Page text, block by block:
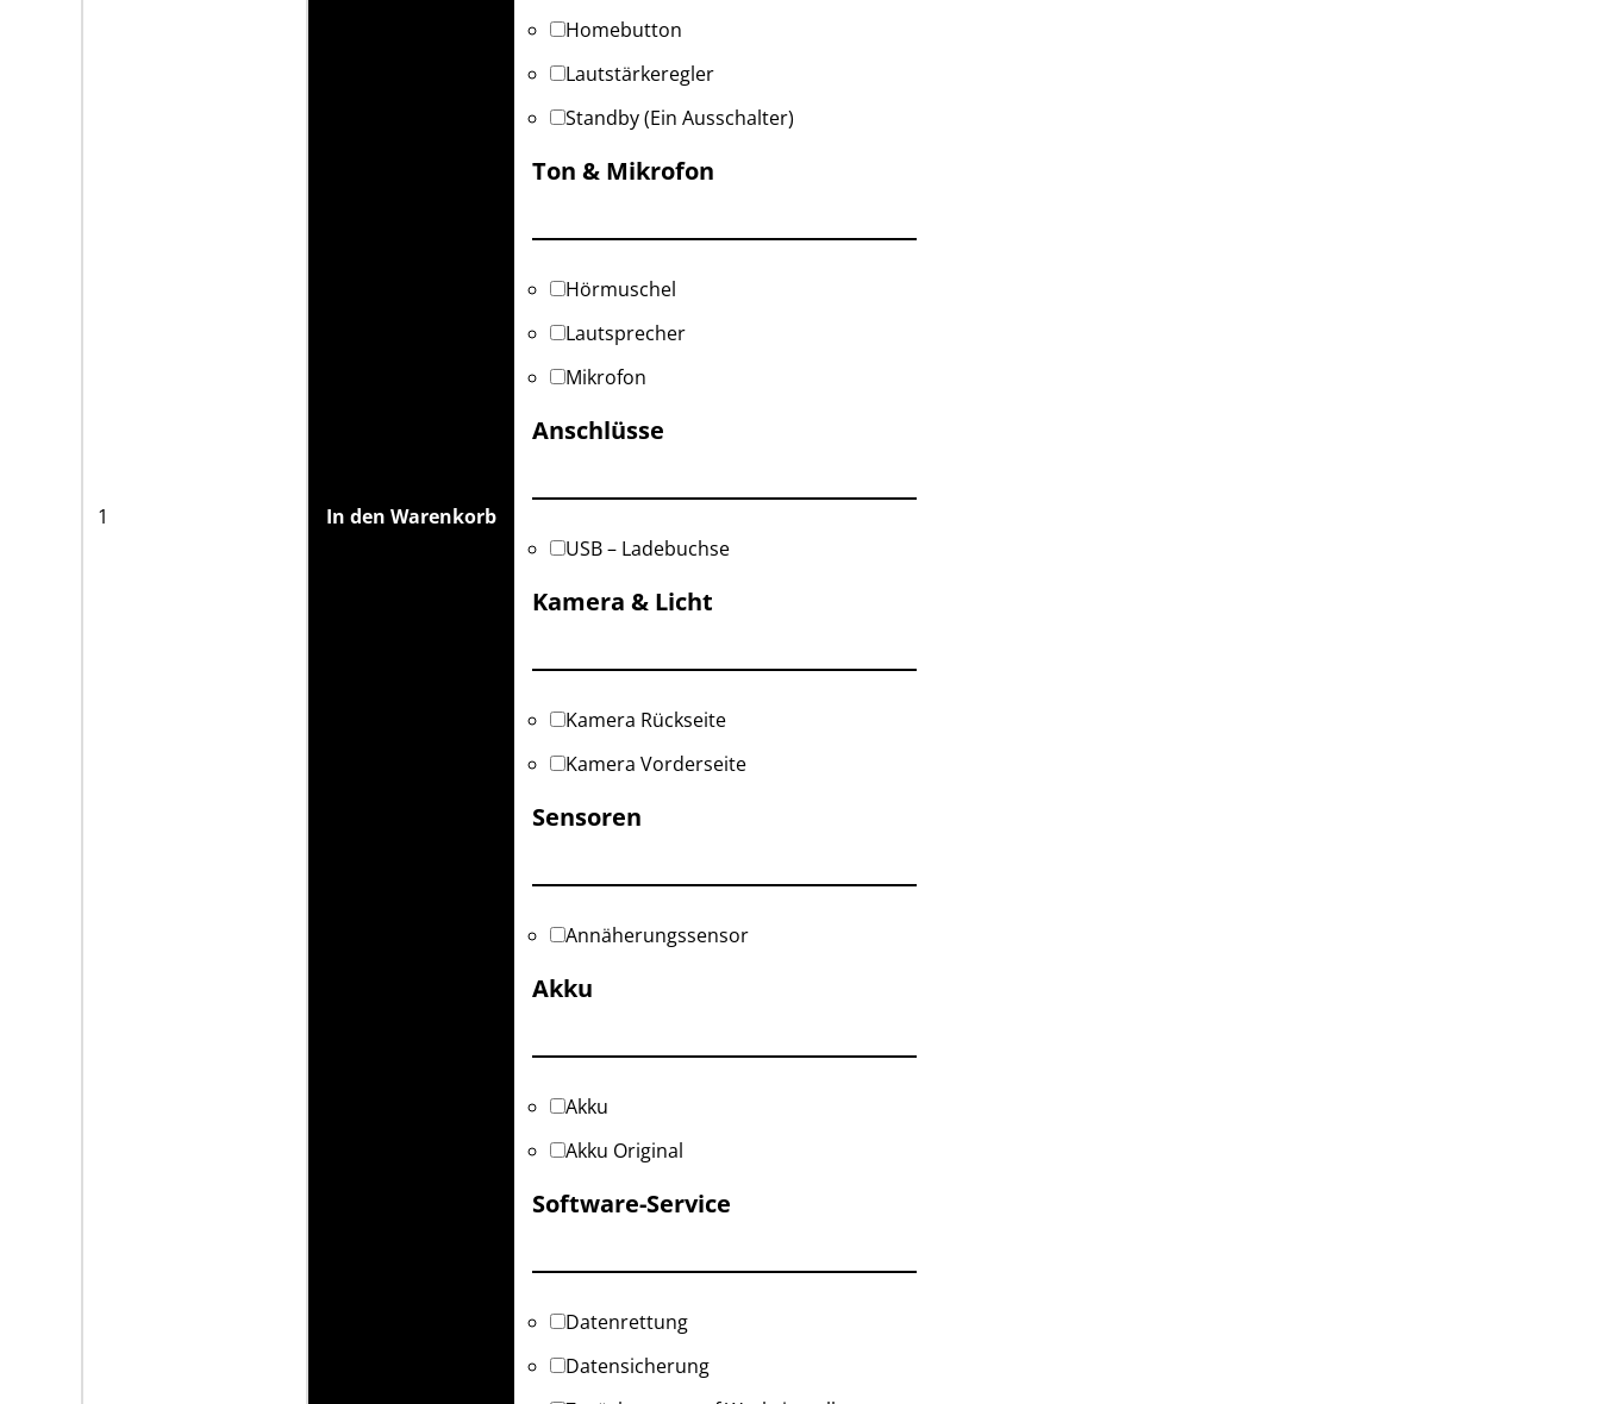
In den Warenkorb
Homebutton
Lautstärkeregler
Standby (Ein Ausschalter)
Ton & Mikrofon
Hörmuschel
Lautsprecher
Mikrofon
Anschlüsse
USB – Ladebuchse
Kamera & Licht
Kamera Rückseite
Kamera Vorderseite
Sensoren
Annäherungssensor
Akku
Akku
Akku Original
Software-Service
Datenrettung
Datensicherung